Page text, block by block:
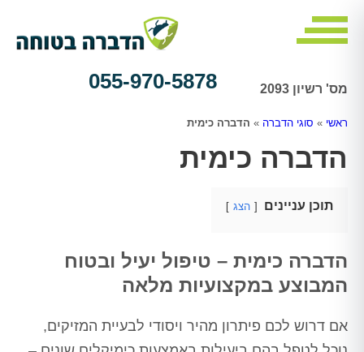
מס' רשיון 2093 055-970-5878
ראשי » סוגי הדברה » הדברה כימית
הדברה כימית
תוכן עניינים הצג
הדברה כימית – טיפול יעיל ובטוח
המבוצע במקצועיות מלאה
אם דרוש לכם פיתרון מהיר ויסודי לבעיית המזיקים,